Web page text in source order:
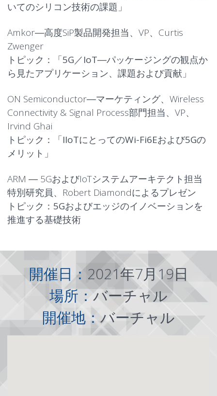
いてのシリコン技術の課題 」
Amkor―高度SiP製品開発担当、VP、Curtis
Zwenger
トピック：「5G／IoT―パッケージングの観点か
ら見たアプリケーション、課題および貢献 」
ON Semiconductor―マーケティング、Wireless
Connectivity & Signal Process部門担当、VP、
Irvind Ghai
トピック：「IIoTにとってのWi-Fi6Eおよび5Gの
メリット 」
ARM ― 5GおよびIoTシステムアーキテクト担当
特別研究員、Robert Diamondによるプレゼン
トピック： 5Gおよびエッジのイノベーションを
推進する基礎技術
開催日： 2021年7月19日
場所：バーチャル
開催地：バーチャル